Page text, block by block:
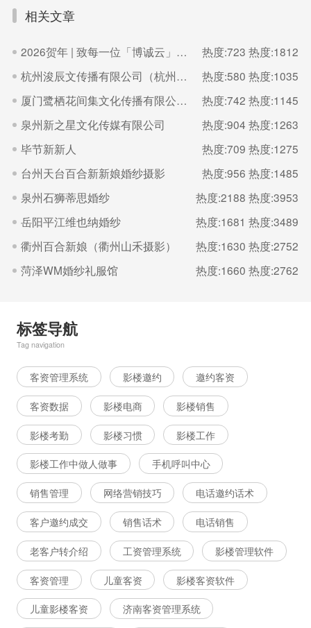
相关文章
2026贺年 | 致每一位「博诚云」的家人 热度:723 热度:1812
杭州浚辰文传播有限公司（杭州无界影像空间）
热度:580 热度:1035
厦门鹭栖花间集文化传播有限公司（福建厦门良辰集摄影）
热度:742 热度:1145
泉州新之星文化传媒有限公司
热度:904 热度:1263
毕节新新人
热度:709 热度:1275
台州天台百合新新娘婚纱摄影
热度:956 热度:1485
泉州石狮蒂思婚纱
热度:2188 热度:3953
岳阳平江维也纳婚纱
热度:1681 热度:3489
衢州百合新娘（衢州山禾摄影）
热度:1630 热度:2752
菏泽WM婚纱礼服馆
热度:1660 热度:2762
标签导航
Tag navigation
客资管理系统 影楼邀约 邀约客资
客资数据 影楼电商 影楼销售
影楼考勤 影楼习惯 影楼工作
影楼工作中做人做事 手机呼叫中心
销售管理 网络营销技巧 电话邀约话术
客户邀约成交 销售话术 电话销售
老客户转介绍 工资管理系统 影楼管理软件
客资管理 儿童客资 影楼客资软件
儿童影楼客资 济南客资管理系统